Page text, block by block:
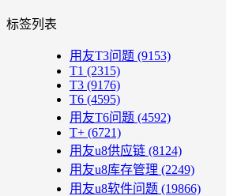
标签列表
用友T3问题 (9153)
T1 (2315)
T3 (9176)
T6 (4595)
用友T6问题 (4592)
T+ (6721)
用友u8供应链 (8124)
用友u8库存管理 (2249)
用友u8软件问题 (19866)